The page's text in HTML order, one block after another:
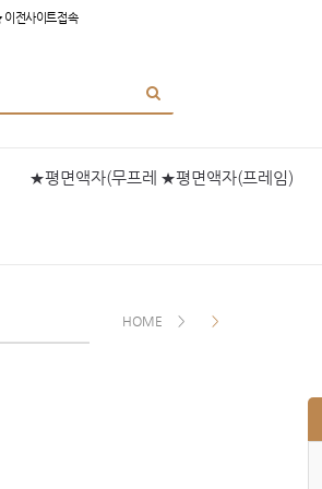
이전사이트접속
★평면액자(무프레 ★평면액자(프레임)
HOME